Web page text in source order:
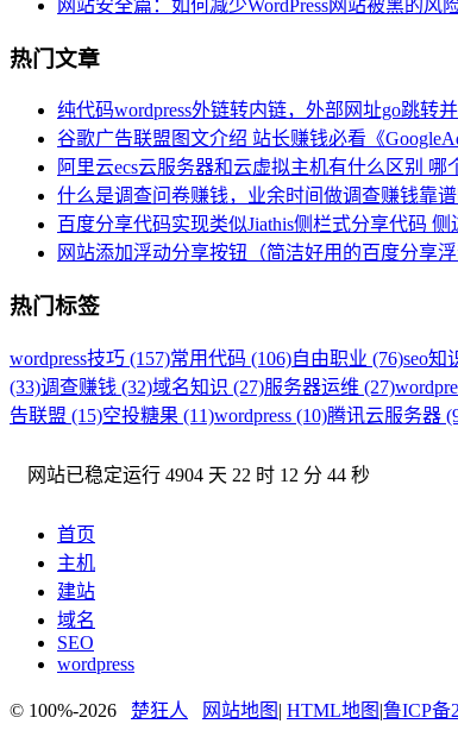
网站安全篇：如何减少WordPress网站被黑的风
热门文章
纯代码wordpress外链转内链，外部网址go跳转并
谷歌广告联盟图文介绍 站长赚钱必看《
阿里云ecs云服务器和云虚拟主机有什么区别 哪
什么是调查问卷赚钱，业余时间做调查赚钱靠谱
百度分享代码实现类似Jiathis侧栏式分享代码
网站添加浮动分享按钮（简洁好用的百度分享浮
热门标签
wordpress技巧 (157)常用代码 (106)自由职业 (76)seo知
(33)调查赚钱 (32)域名知识 (27)服务器运维 (27)
告联盟 (15)空投糖果 (11)wordpress (10)腾讯云服务器
网站已稳定运行 4904 天 22 时 12 分 45 秒
首页
主机
建站
域名
SEO
wordpress
© 100%-2026 楚狂人 网站地图 | HTML地图 |鲁ICP备